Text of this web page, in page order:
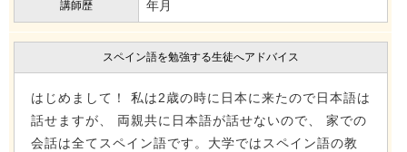
講師歴 年月
スペイン語を勉強する生徒へアドバイス
はじめまして！ 私は2歳の時に日本に来たので日本語は
話せますが、 両親共に日本語が話せないので、 家での
会話は全てスペイン語です。大学ではスペイン語の教